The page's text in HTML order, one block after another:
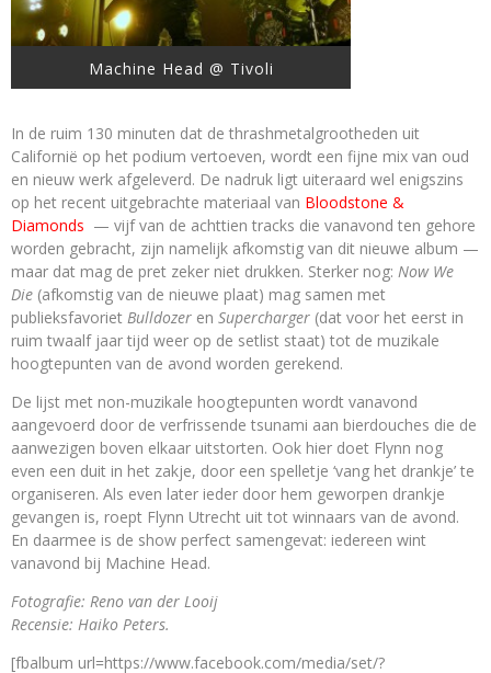
Machine Head @ Tivoli
In de ruim 130 minuten dat de thrashmetalgrootheden uit
Californië op het podium vertoeven, wordt een fijne mix van oud
en nieuw werk afgeleverd. De nadruk ligt uiteraard wel enigszins
op het recent uitgebrachte materiaal van Bloodstone &
Diamonds — vijf van de achttien tracks die vanavond ten gehore
worden gebracht, zijn namelijk afkomstig van dit nieuwe album —
maar dat mag de pret zeker niet drukken. Sterker nog: Now We
Die (afkomstig van de nieuwe plaat) mag samen met
publieksfavoriet Bulldozer en Supercharger (dat voor het eerst in
ruim twaalf jaar tijd weer op de setlist staat) tot de muzikale
hoogtepunten van de avond worden gerekend.
De lijst met non-muzikale hoogtepunten wordt vanavond
aangevoerd door de verfrissende tsunami aan bierdouches die de
aanwezigen boven elkaar uitstorten. Ook hier doet Flynn nog
even een duit in het zakje, door een spelletje ‘vang het drankje’ te
organiseren. Als even later ieder door hem geworpen drankje
gevangen is, roept Flynn Utrecht uit tot winnaars van de avond.
En daarmee is de show perfect samengevat: iedereen wint
vanavond bij Machine Head.
Fotografie: Reno van der Looij
Recensie: Haiko Peters.
[fbalbum url=https://www.facebook.com/media/set/?